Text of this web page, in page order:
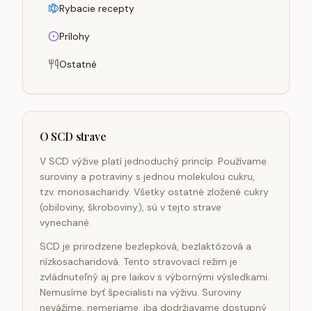
Rybacie recepty
Prílohy
Ostatné
O SCD strave
V SCD výžive platí jednoduchý princíp. Používame
suroviny a potraviny s jednou molekulou cukru,
tzv. monosacharidy. Všetky ostatné zložené cukry
(obiloviny, škroboviny), sú v tejto strave
vynechané.
SCD je prirodzene bezlepková, bezlaktózová a
nízkosacharidová. Tento stravovací režim je
zvládnuteľný aj pre laikov s výbornými výsledkami.
Nemusíme byť špecialisti na výživu. Suroviny
nevážime, nemeriame, iba dodržiavame dostupný